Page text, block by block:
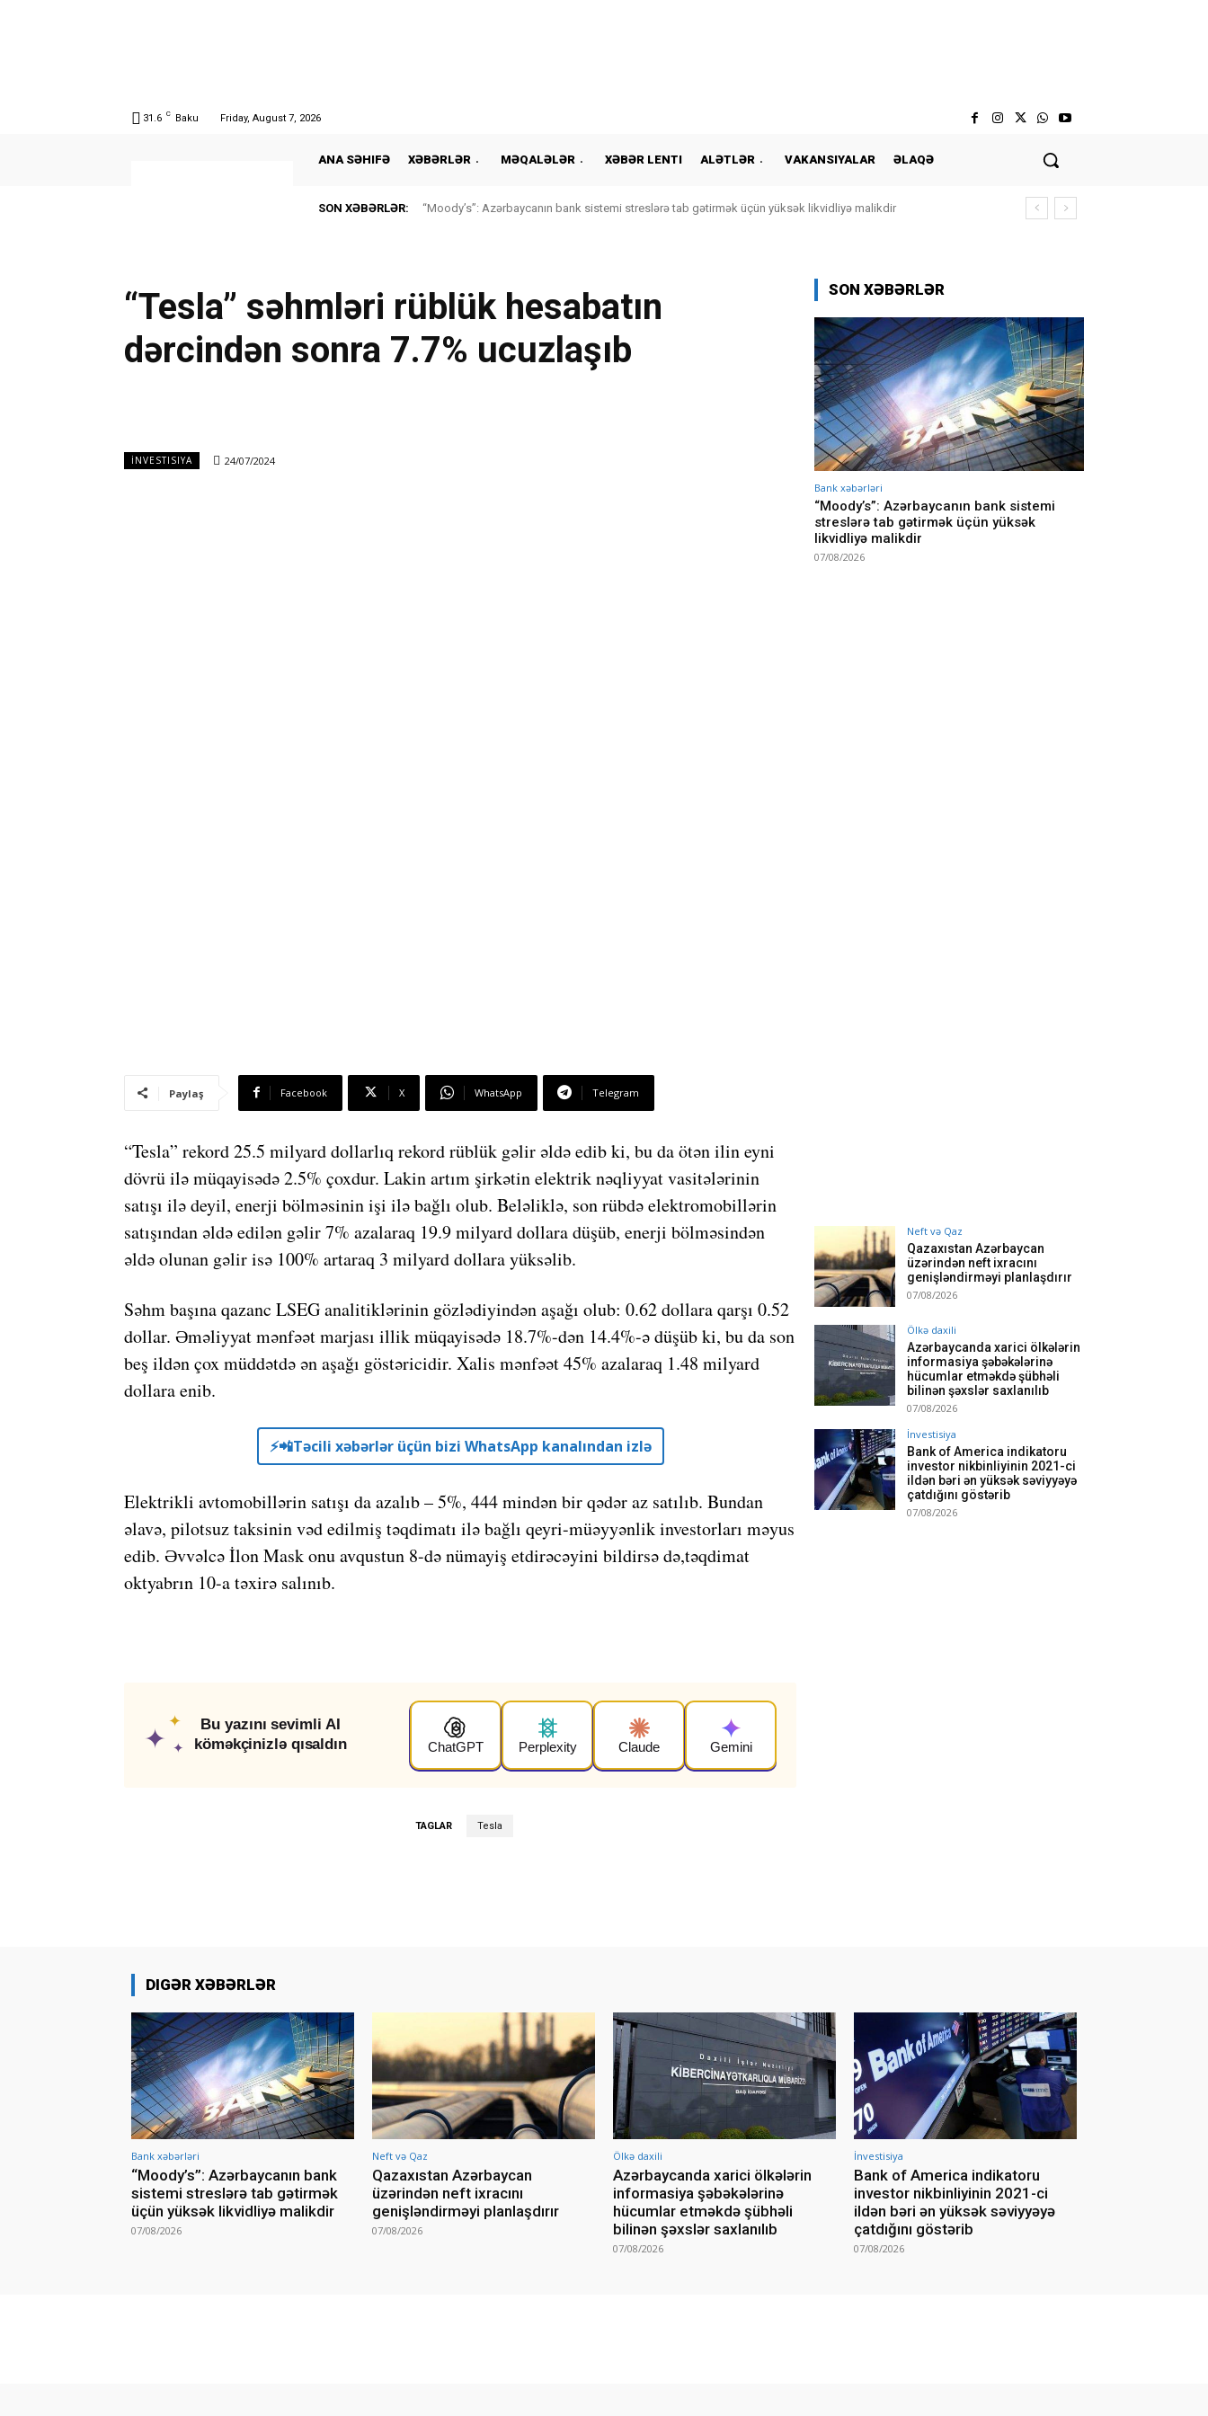
31.6 C Baku Friday, August 7, 2026
ANA SƏHIFƏ XƏBƏRLƏR MƏQALƏLƏR XƏBƏR LENTI ALƏTLƏR VAKANSIYALAR ƏLAQƏ
SON XƏBƏRLƏR: “Moody’s”: Azərbaycanın bank sistemi streslərə tab gətirmək üçün yüksək likvidliyə malikdir
“Tesla” səhmləri rüblük hesabatın
dərcindən sonra 7.7% ucuzlaşıb
İNVESTISIYA 24/07/2024
Paylaş Facebook X WhatsApp Telegram
“Tesla” rekord 25.5 milyard dollarlıq rekord rüblük gəlir əldə edib ki, bu da ötən ilin eyni
dövrü ilə müqayisədə 2.5% çoxdur. Lakin artım şirkətin elektrik nəqliyyat vasitələrinin
satışı ilə deyil, enerji bölməsinin işi ilə bağlı olub. Beləliklə, son rübdə elektromobillərin
satışından əldə edilən gəlir 7% azalaraq 19.9 milyard dollara düşüb, enerji bölməsindən
əldə olunan gəlir isə 100% artaraq 3 milyard dollara yüksəlib.
Səhm başına qazanc LSEG analitiklərinin gözlədiyindən aşağı olub: 0.62 dollara qarşı 0.52
dollar. Əməliyyat mənfəət marjası illik müqayisədə 18.7%-dən 14.4%-ə düşüb ki, bu da son
beş ildən çox müddətdə ən aşağı göstəricidir. Xalis mənfəət 45% azalaraq 1.48 milyard
dollara enib.
⚡️📲Təcili xəbərlər üçün bizi WhatsApp kanalından izlə
Elektrikli avtomobillərin satışı da azalıb – 5%, 444 mindən bir qədər az satılıb. Bundan
əlavə, pilotsuz taksinin vəd edilmiş təqdimatı ilə bağlı qeyri-müəyyənlik investorları məyus
edib. Əvvəlcə İlon Mask onu avqustun 8-də nümayiş etdirəcəyini bildirsə də,təqdimat
oktyabrın 10-a təxirə salınıb.
✦
✦
✦
Bu yazını sevimli AI
köməkçinizlə qısaldın
ChatGPT Perplexity Claude Gemini
TAGLAR Tesla
SON XƏBƏRLƏR
Bank xəbərləri
“Moody’s”: Azərbaycanın bank sistemi
streslərə tab gətirmək üçün yüksək
likvidliyə malikdir
07/08/2026
Neft və Qaz
Qazaxıstan Azərbaycan
üzərindən neft ixracını
genişləndirməyi planlaşdırır
07/08/2026
Ölkə daxili
Azərbaycanda xarici ölkələrin
informasiya şəbəkələrinə
hücumlar etməkdə şübhəli
bilinən şəxslər saxlanılıb
07/08/2026
İnvestisiya
Bank of America indikatoru
investor nikbinliyinin 2021-ci
ildən bəri ən yüksək səviyyəyə
çatdığını göstərib
07/08/2026
DIGƏR XƏBƏRLƏR
Bank xəbərləri
“Moody’s”: Azərbaycanın bank
sistemi streslərə tab gətirmək
üçün yüksək likvidliyə malikdir
07/08/2026
Neft və Qaz
Qazaxıstan Azərbaycan
üzərindən neft ixracını
genişləndirməyi planlaşdırır
07/08/2026
Ölkə daxili
Azərbaycanda xarici ölkələrin
informasiya şəbəkələrinə
hücumlar etməkdə şübhəli
bilinən şəxslər saxlanılıb
07/08/2026
İnvestisiya
Bank of America indikatoru
investor nikbinliyinin 2021-ci
ildən bəri ən yüksək səviyyəyə
çatdığını göstərib
07/08/2026